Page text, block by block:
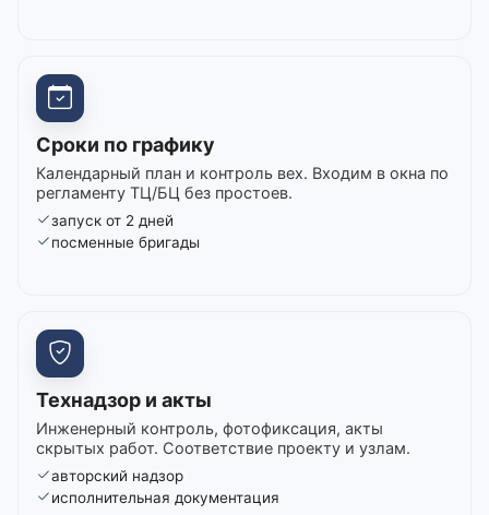
Сроки по графику
Календарный план и контроль вех. Входим в окна по
регламенту ТЦ/БЦ без простоев.
запуск от 2 дней
посменные бригады
Технадзор и акты
Инженерный контроль, фотофиксация, акты
скрытых работ. Соответствие проекту и узлам.
авторский надзор
исполнительная документация